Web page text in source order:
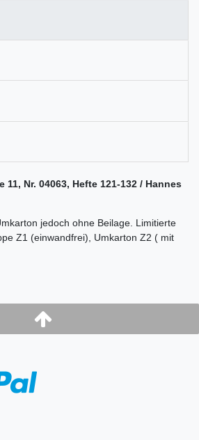
11, Nr. 04063, Hefte 121-132 / Hannes
jedoch ohne Beilage. Limitierte
Z1 (einwandfrei), Umkarton Z2 ( mit